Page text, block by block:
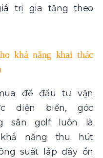
trị gia tăng theo
khả năng khai thác
để đầu tư vận
diện biển, góc
sân golf luôn là
năng thu hút
suất lấp đầy ổn